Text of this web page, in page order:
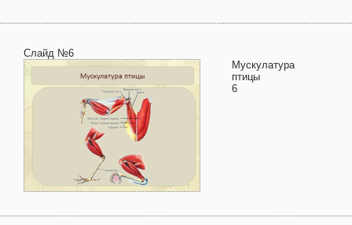
Слайд №6
Мускулатура
птицы
6